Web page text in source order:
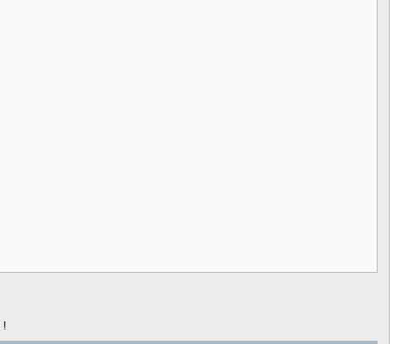
!